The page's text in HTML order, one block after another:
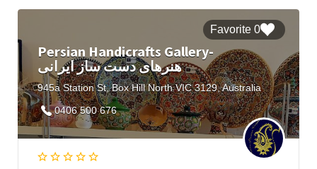
0 Favorite
Persian Handicrafts Gallery-
هنرهای دست ساز ایرانی
945a Station St, Box Hill North VIC 3129, Australia
0406 500 676